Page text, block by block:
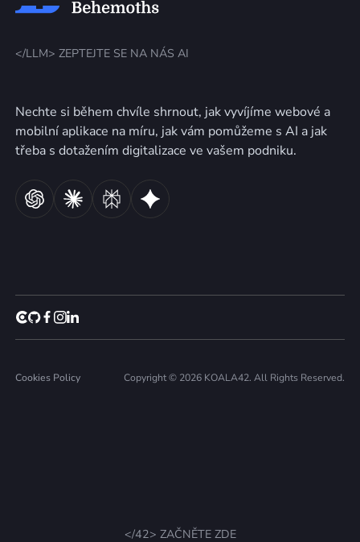
</LLM> ZEPTEJTE SE NA NÁS AI
Nechte si během chvíle shrnout, jak vyvíjíme webové a
mobilní aplikace na míru, jak vám pomůžeme s AI a jak
třeba s dotažením digitalizace ve vašem podniku.
Cookies Policy Copyright © 2026 KOALA42. All Rights Reserved.
</42> ZAČNĚTE ZDE